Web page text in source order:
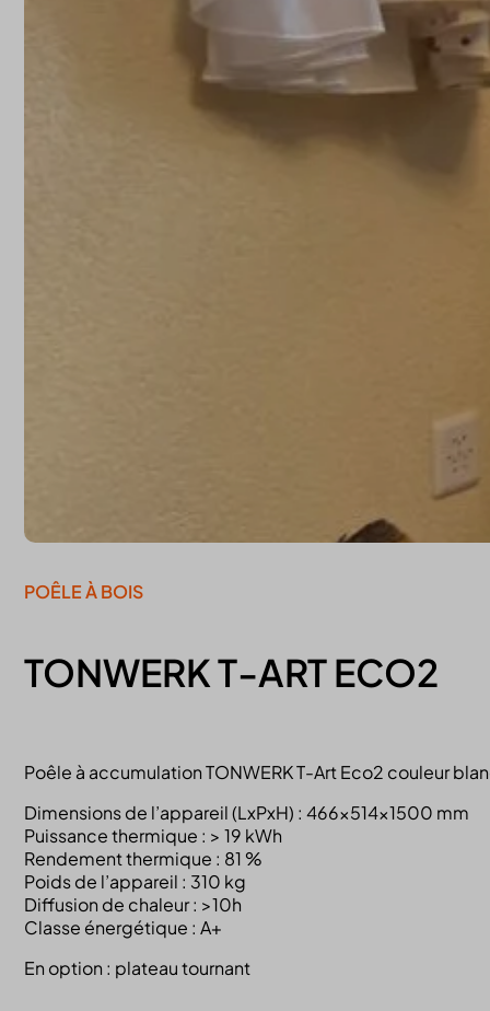
TONWERK T-ART ECO2
POÊLE À BOIS
Poêle à accumulation TONWERK T-Art Eco2 couleur
Dimensions de l’appareil (LxPxH) : 466x514x1500 mm
Puissance thermique : > 19 kWh
Rendement thermique : 81 %
Poids de l’appareil : 310 kg
Diffusion de chaleur : >10h
Classe énergétique : A+
En option : plateau tournant